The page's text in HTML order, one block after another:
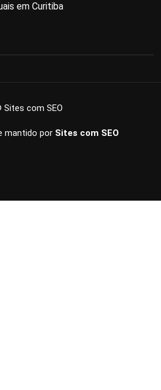
em Curitiba
Sites com SEO
mantido por Sites com SEO